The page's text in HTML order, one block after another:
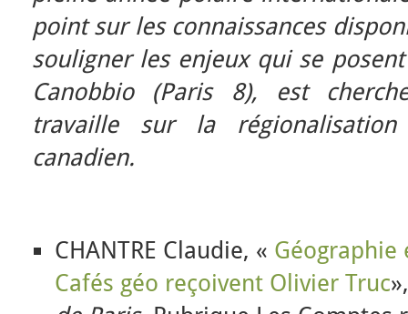
point sur les connaissances
souligner les enjeux qui se
Canobbio (Paris 8), est
travaille sur la
canadien.
CHANTRE Claudie, «
Cafés géo reçoivent Olivier Truc